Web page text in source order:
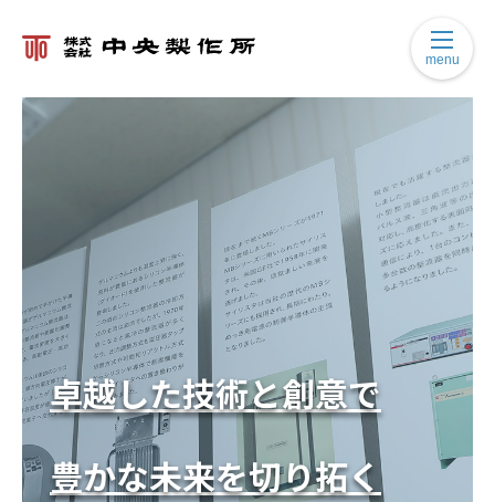
menu
卓越した技術と創意で
豊かな未来を切り拓く